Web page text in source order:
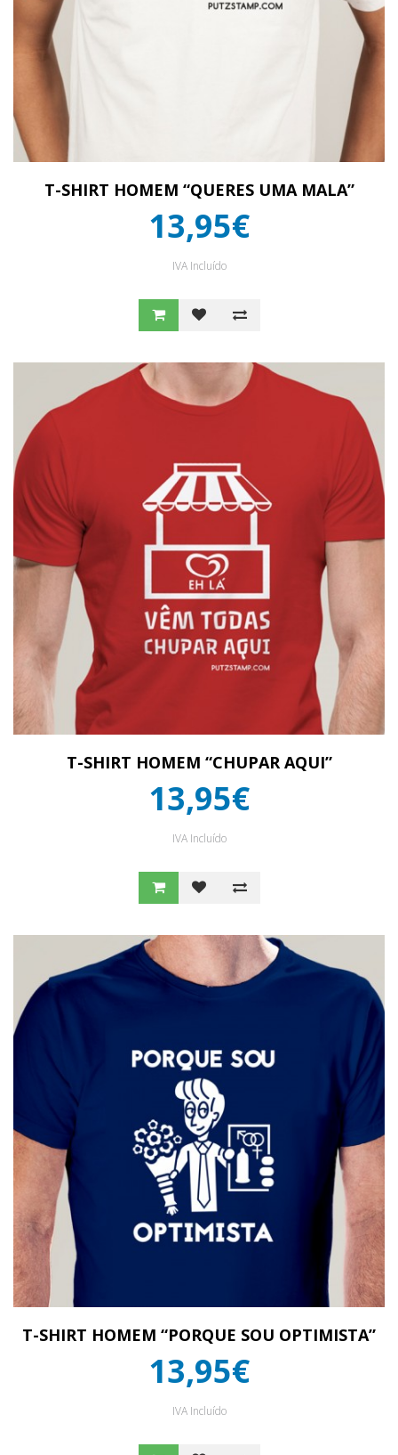
T-SHIRT HOMEM “QUERES UMA MALA”
13,95€
IVA Incluído
T-SHIRT HOMEM “CHUPAR AQUI”
13,95€
IVA Incluído
T-SHIRT HOMEM “PORQUE SOU OPTIMISTA”
13,95€
IVA Incluído